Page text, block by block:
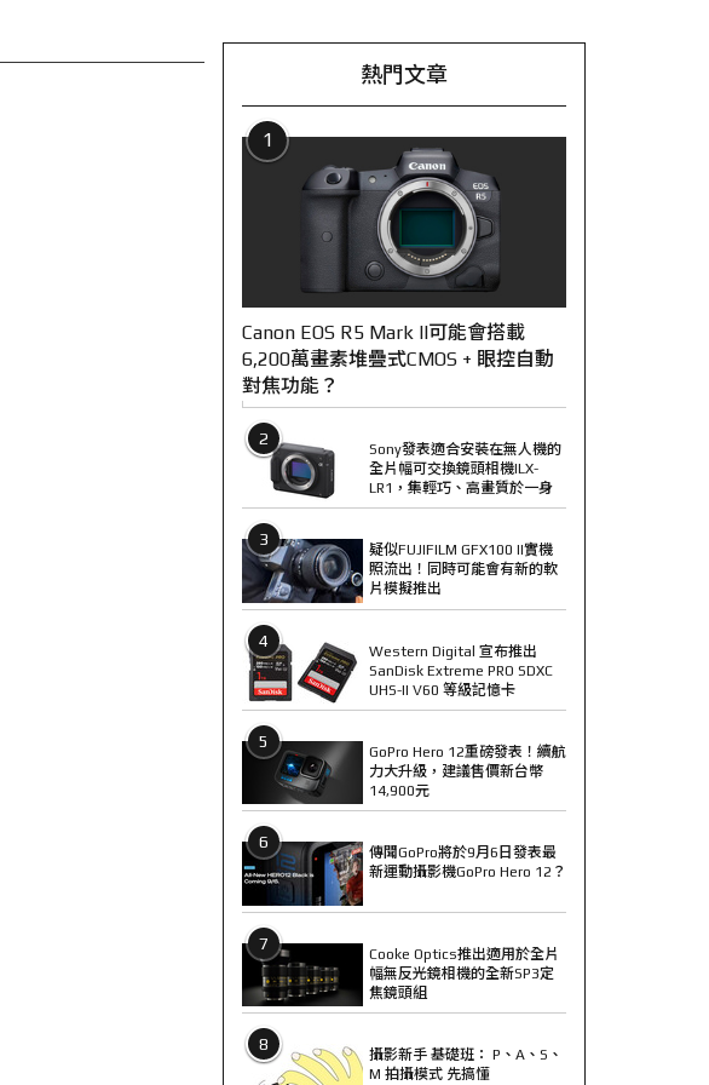
熱門文章
1
Canon EOS R5 Mark II可能會搭載
6,200萬畫素堆疊式CMOS + 眼控自動
對焦功能？
2
Sony發表適合安裝在無人機的
全片幅可交換鏡頭相機ILX-
LR1，集輕巧、高畫質於一身
3
疑似FUJIFILM GFX100 II實機
照流出！同時可能會有新的軟
片模擬推出
4
Western Digital 宣布推出
SanDisk Extreme PRO SDXC
UHS-II V60 等級記憶卡
5
GoPro Hero 12重磅發表！續航
力大升級，建議售價新台幣
14,900元
6
傳聞GoPro將於9月6日發表最
新運動攝影機GoPro Hero 12？
7
Cooke Optics推出適用於全片
幅無反光鏡相機的全新SP3定
焦鏡頭組
8
攝影新手 基礎班： P、A、S、
M 拍攝模式 先搞懂